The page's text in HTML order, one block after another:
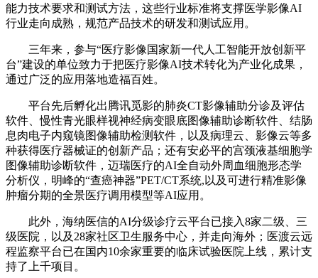
能力技术要求和测试方法，这些行业标准将支撑医学影像AI
行业走向成熟，规范产品技术的研发和测试应用。
三年来，参与“医疗影像国家新一代人工智能开放创新平
台”建设的单位致力于把医疗影像AI技术转化为产业化成果，
通过广泛的应用落地造福百姓。
平台先后孵化出腾讯觅影的肺炎CT影像辅助分诊及评估
软件、慢性青光眼样视神经病变眼底图像辅助诊断软件、结肠
息肉电子内窥镜图像辅助检测软件，以及病理云、影像云等多
种获得医疗器械证的创新产品；还有安必平的宫颈液基细胞学
图像辅助诊断软件，迈瑞医疗的AI全自动外周血细胞形态学
分析仪，明峰的“查癌神器”PET/CT系统,以及可进行精准影像
肿瘤分期的全景医疗调用模型等AI应用。
此外，海纳医信的AI分级诊疗云平台已接入8家二级、三
级医院，以及28家社区卫生服务中心，并走向海外；医渡云远
程监察平台已在国内10余家重要的临床试验医院上线，累计支
持了上千项目。